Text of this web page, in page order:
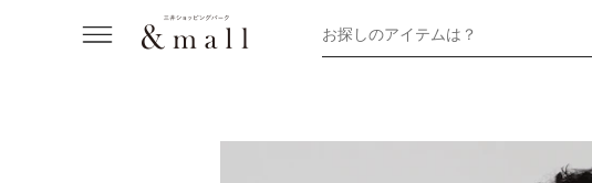
お探しのアイテムは？